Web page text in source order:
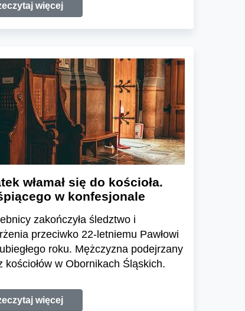
więcej
włamał się do kościoła.
w konfesjonale
zakończyła śledztwo i
przeciwko 22-letniemu Pawłowi
roku. Mężczyzna podejrzany
kościołów w Obornikach Śląskich.
więcej